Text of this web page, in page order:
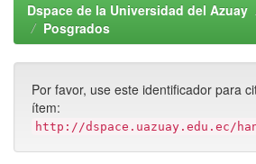
Dspace de la Universidad del Azuay
Posgrados
Por favor, use este identificador para
ítem:
http://dspace.uazuay.edu.ec/